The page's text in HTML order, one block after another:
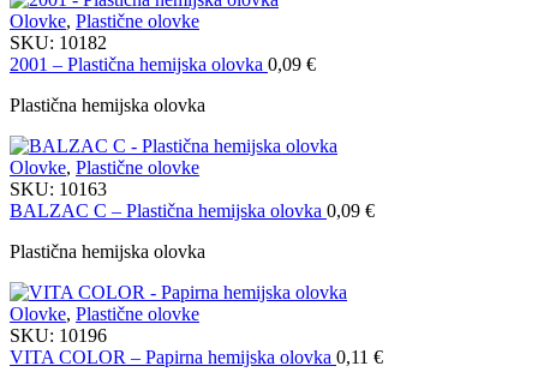
Olovke, Plastične olovke
SKU: 10182
2001 – Plastična hemijska olovka 0,09 €
Plastična hemijska olovka
Olovke, Plastične olovke
SKU: 10163
BALZAC C – Plastična hemijska olovka 0,09 €
Plastična hemijska olovka
Olovke, Plastične olovke
SKU: 10196
VITA COLOR – Papirna hemijska olovka 0,11 €